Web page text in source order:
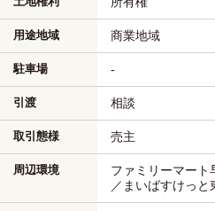
用途地域 商業地域
駐車場 -
引渡 相談
取引態様 売主
周辺環境
ファミリーマート
／まいばすけっ